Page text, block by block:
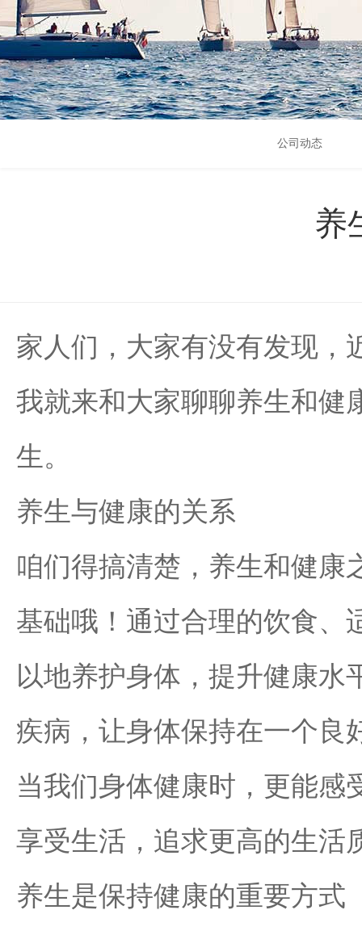
公司动态
养
家人们，大家有没有发现，
我就来和大家聊聊养生和健
生。
养生与健康的关系
咱们得搞清楚，养生和健康
基础哦！通过合理的饮食、
以地养护身体，提升健康
疾病，让身体保持在一个良
当我们身体健康时，更能感
享受生活，追求更高的生活
养生是保持健康的重要方式